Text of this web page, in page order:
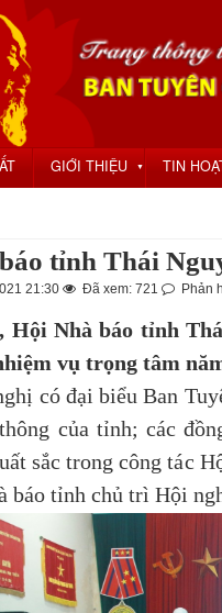
GIỚI THIỆU ▼ TIN
tỉnh Thái
21:30 Đã xem: 721 Phản
Hội Nhà báo tỉnh
vụ trọng tâm
có đại biểu Ban
của tỉnh; các
sắc trong công tác
báo tỉnh chủ trì Hội